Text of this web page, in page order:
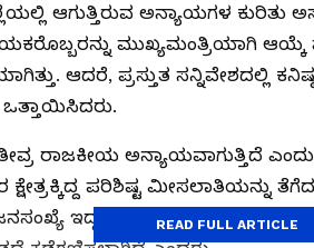
ಆಗುತ್ತಿರುವ ಅನ್ಯಾಯಗಳ ಕುರಿತು
ಮುಖ್ಯಮಂತ್ರಿಯಾಗಿ ಆಯ್ಕೆ
ಆದರೆ, ಪ್ರಸ್ತುತ ಸನ್ನಿವೇಶದಲ್ಲಿ
ಒತ್ತಾಯಿಸಿದರು.
ರಾಜಕೀಯ ಅನ್ಯಾಯವಾಗುತ್ತಿದೆ
ಕ್ಷೇತ್ರಕ್ಕಿದ್ದ ಪರಿಶಿಷ್ಟ ಮೀಸಲಾತಿಯನ್ನು
ಜನಸಂಖ್ಯೆ ಇದ್ದರೂ, ಇಲ್ಲಿನ ನಾಯಕರಿಗೆ
READ FULL ARTICLE